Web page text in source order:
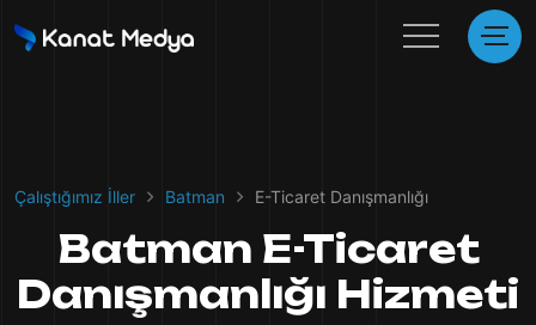
Çalıştığımız İller Batman E-Ticaret Danışmanlığı
Batman E-Ticaret
Danışmanlığı Hizmeti